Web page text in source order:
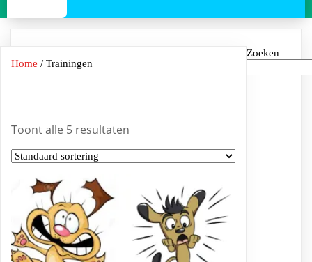
Home / Trainingen
Toont alle 5 resultaten
Zoeken